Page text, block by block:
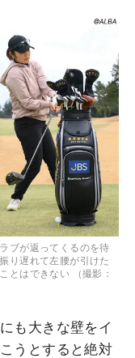
ブが返ってくるのを待
り遅れて左腰が引けた
とはできない （撮影：
も大きな壁をイ
うとすると絶対